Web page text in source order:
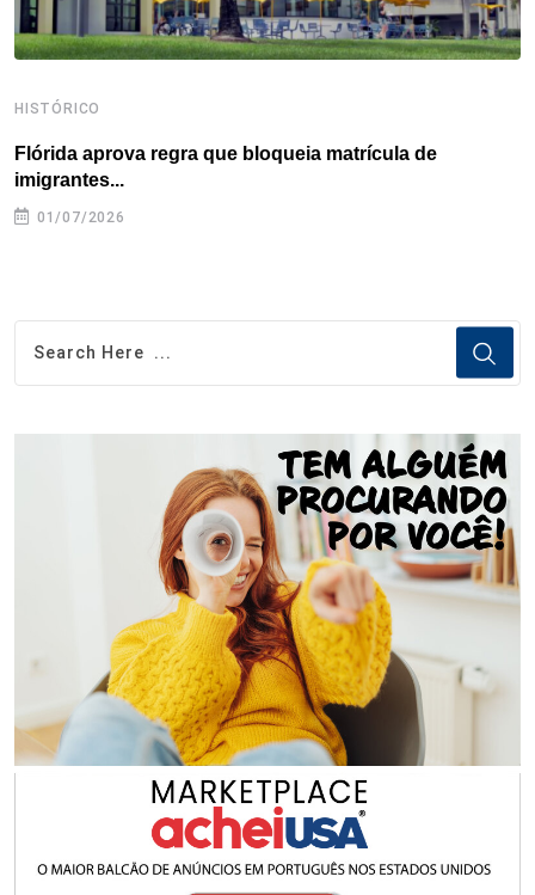
HISTÓRICO
Flórida aprova regra que bloqueia matrícula de
imigrantes...
01/07/2026